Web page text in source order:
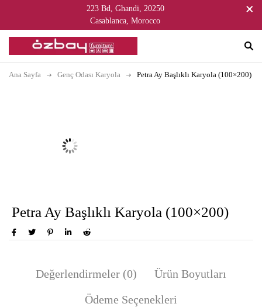
223 Bd, Ghandi, 20250
Casablanca, Morocco
Ana Sayfa Genç Odası Karyola Petra Ay Başlıklı Karyola (100×200)
Petra Ay Başlıklı Karyola (100×200)
Değerlendirmeler (0)
Ürün Boyutları
Ödeme Seçenekleri